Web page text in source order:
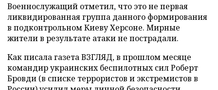
Военнослужащий отметил, что это не первая
ликвидированная группа данного формирования
в подконтрольном Киеву Херсоне. Мирные
жители в результате атаки не пострадали.
Как писала газета ВЗГЛЯД, в прошлом месяце
командир украинских беспилотных сил Роберт
Бровди (в списке террористов и экстремистов в